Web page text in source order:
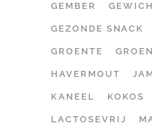
GEMBER
GEZONDE SNACK
GROENTE
HAVERMOUT
KANEEL KOKOS
LACTOSEVRIJ